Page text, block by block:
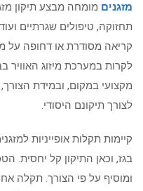
מזגנים מומחה מבצע תיקון
תחזוקה, טיפולים שגרתיים
קריאה מסודרת או דחופה על
לקרות במערכת מיזוג האוויר
מקצועי במקום, ובמידת
לצורך תיקונם היסודי.
קיימות תקלות אופייניות
בגז, וכאן התיקון קל יחסית.
ומוסיף על פי הצורך. תקלה